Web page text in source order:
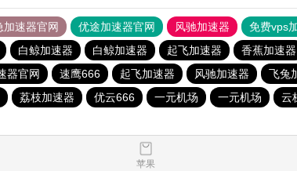
加速器官网 优途加速器官网 风驰加速器 免费vps
白鲸加速器 白鲸加速器 起飞加速器 香蕉加速器
器官网 速鹰666 起飞加速器 风驰加速器 飞兔
荔枝加速器 优云666 一元机场 一元机场 云
苹果